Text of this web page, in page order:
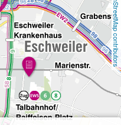
OpenStreetMap contributors